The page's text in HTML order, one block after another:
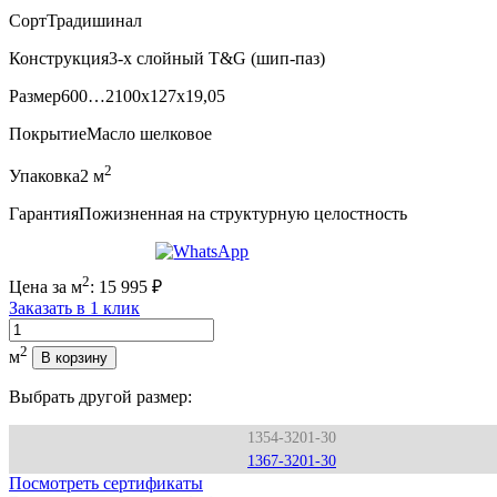
СортТрадишинал
Конструкция3-х слойный T&G (шип-паз)
Размер600…2100x127x19,05
ПокрытиеМасло шелковое
Упаковка2 м2
ГарантияПожизненная на структурную целостность
Цена за м2: 15 995 ₽
Заказать в 1 клик
Количество
м2 В корзину
Выбрать другой размер:
1354-3201-30
1367-3201-30
Посмотреть сертификаты